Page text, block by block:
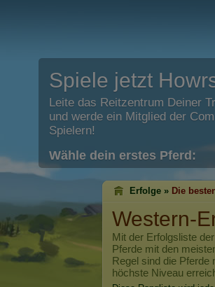
Spiele jetzt
Leite das Reitzentrum Deiner
und werde ein Mitglied der
Spielern!
Wähle dein erstes Pferd:
Erfolge » Die
Western-
Mit der Erfolgsliste
Pferde mit den
Regel sind die Pferde
höchste Niveau